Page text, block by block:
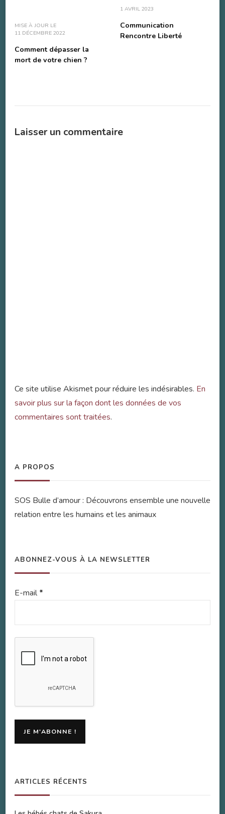
MISE À JOUR LE
11 DÉCEMBRE 2022
Comment dépasser la
mort de votre chien ?
1 AVRIL 2023
Communication
Rencontre Liberté
Laisser un commentaire
Ce site utilise Akismet pour réduire les indésirables. En
savoir plus sur la façon dont les données de vos
commentaires sont traitées.
A PROPOS
SOS Bulle d’amour : Découvrons ensemble une nouvelle
relation entre les humains et les animaux
ABONNEZ-VOUS À LA NEWSLETTER
E-mail*
ARTICLES RÉCENTS